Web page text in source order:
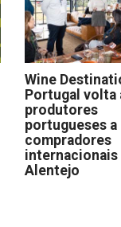
Wine
Portugal volta
produtores
portugueses a
compradores
internacionais
Alentejo